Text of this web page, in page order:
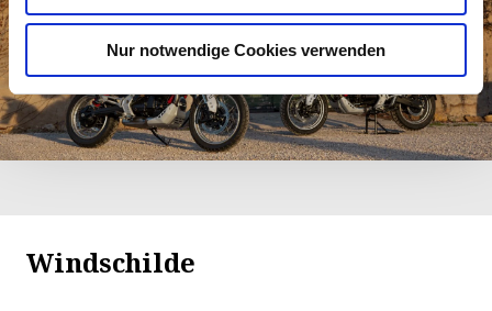
Nur notwendige Cookies verwenden
Windschilde